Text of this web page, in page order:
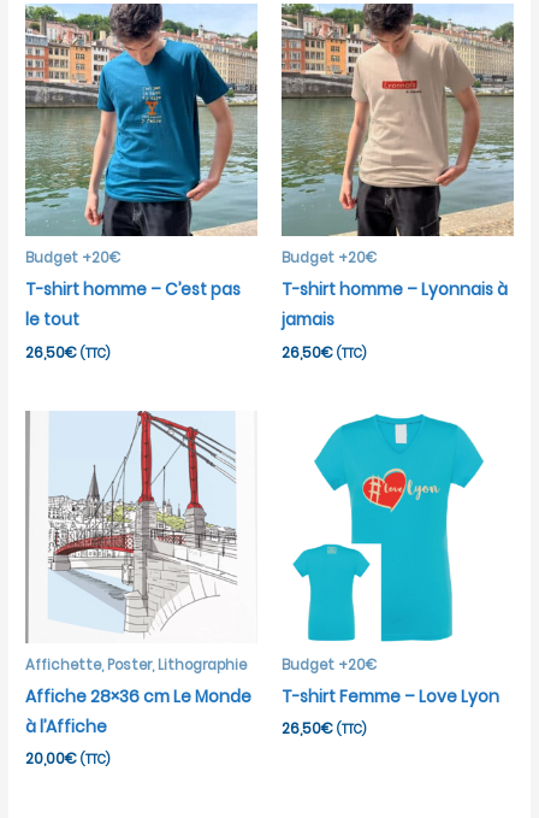
Budget +20€
T-shirt homme – C’est pas
le tout
26,50€ (TTC)
Budget +20€
T-shirt homme – Lyonnais à
jamais
26,50€ (TTC)
Affichette, Poster, Lithographie
Affiche 28×36 cm Le Monde
à l’Affiche
20,00€ (TTC)
Budget +20€
T-shirt Femme – Love Lyon
26,50€ (TTC)